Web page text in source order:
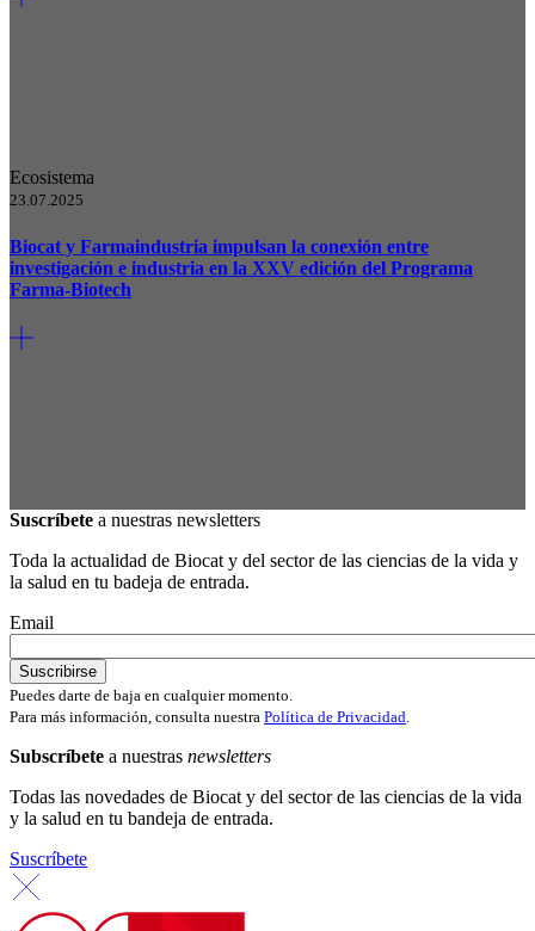
Ecosistema
23.07.2025
Biocat y Farmaindustria impulsan la conexión entre
investigación e industria en la XXV edición del Programa
Farma-Biotech
Suscríbete a nuestras newsletters
Toda la actualidad de Biocat y del sector de las ciencias de la vida y
la salud en tu badeja de entrada.
Email
Puedes darte de baja en cualquier momento.
Para más información, consulta nuestra Política de Privacidad
Subscríbete a nuestras newsletters
Todas las novedades de Biocat y del sector de las ciencias de la vida
y la salud en tu bandeja de entrada.
Suscríbete